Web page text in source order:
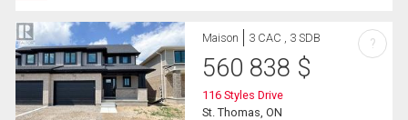
Maison 3 CAC , 3 SDB
560 838 $
116 Styles Drive
St. Thomas, ON
?